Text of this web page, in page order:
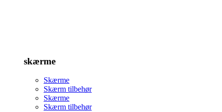
skærme
Skærme
Skærm tilbehør
Skærme
Skærm tilbehør